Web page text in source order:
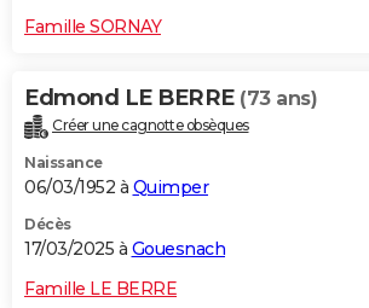
Famille SORNAY
Edmond LE BERRE (73 ans)
Créer une cagnotte obsèques
Naissance
06/03/1952 à Quimper
Décès
17/03/2025 à Gouesnach
Famille LE BERRE